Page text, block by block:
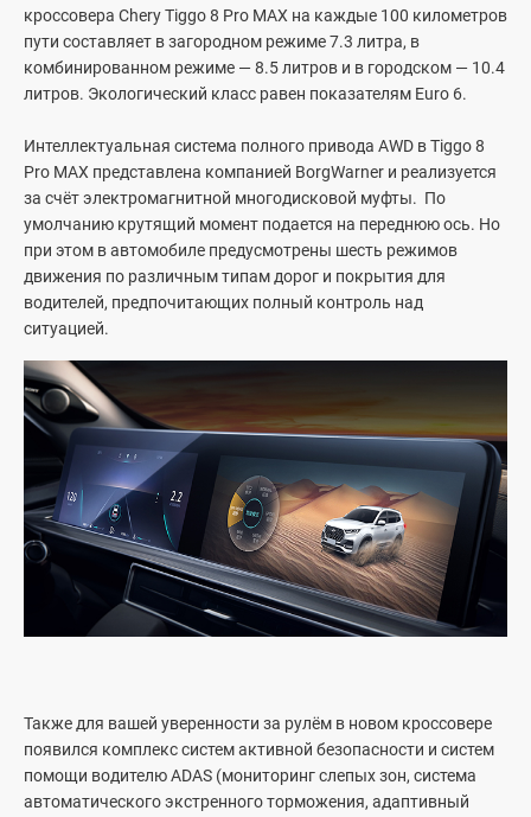
кроссовера Chery Tiggo 8 Pro MAX на каждые 100 километров
пути составляет в загородном режиме 7.3 литра, в
комбинированном режиме — 8.5 литров и в городском — 10.4
литров. Экологический класс равен показателям Euro 6.
Интеллектуальная система полного привода AWD в Tiggo 8
Pro MAX представлена компанией BorgWarner и реализуется
за счёт электромагнитной многодисковой муфты. По
умолчанию крутящий момент подается на переднюю ось. Но
при этом в автомобиле предусмотрены шесть режимов
движения по различным типам дорог и покрытия для
водителей, предпочитающих полный контроль над
ситуацией.
Также для вашей уверенности за рулём в новом кроссовере
появился комплекс систем активной безопасности и систем
помощи водителю ADAS (мониторинг слепых зон, система
автоматического экстренного торможения, адаптивный